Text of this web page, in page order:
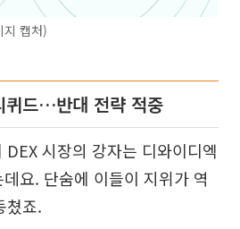
지 캡처)
퀴드…반대 전략 적중
시장의 강자는 디와이디엑
요. 단숨에 이들이 지위가 역
쳤죠.